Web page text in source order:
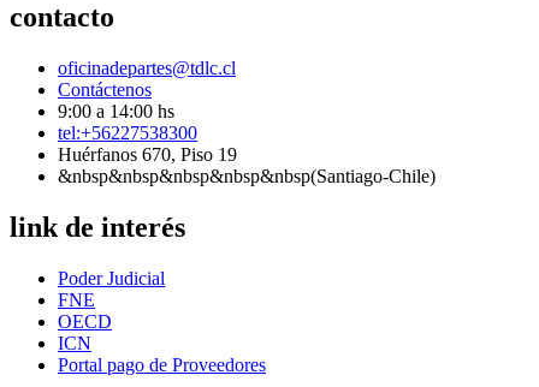
contacto
oficinadepartes@tdlc.cl
Contáctenos
9:00 a 14:00 hs
tel:+56227538300
Huérfanos 670, Piso 19
&nbsp&nbsp&nbsp&nbsp&nbsp(Santiago-Chile)
link de interés
Poder Judicial
FNE
OECD
ICN
Portal pago de Proveedores